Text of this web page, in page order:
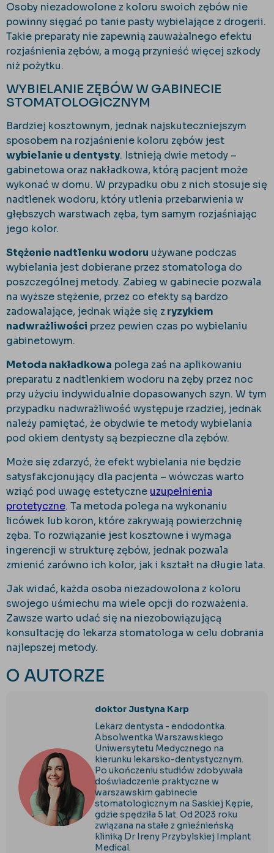
Osoby niezadowolone z koloru swoich zębów nie
powinny sięgać po tanie pasty wybielające z drogerii.
Takie preparaty nie zapewnią zauważalnego efektu
rozjaśnienia zębów, a mogą przynieść więcej szkody
niż pożytku.
WYBIELANIE ZĘBÓW W GABINECIE
STOMATOLOGICZNYM
Bardziej kosztownym, jednak najskuteczniejszym
sposobem na rozjaśnienie koloru zębów jest
wybielanie u dentysty. Istnieją dwie metody –
gabinetowa oraz nakładkowa, którą pacjent może
wykonać w domu. W przypadku obu z nich stosuje się
nadtlenek wodoru, który utlenia przebarwienia w
głębszych warstwach zęba, tym samym rozjaśniając
jego kolor.
Stężenie nadtlenku wodoru używane podczas
wybielania jest dobierane przez stomatologa do
poszczególnej metody. Zabieg w gabinecie pozwala
na wyższe stężenie, przez co efekty są bardzo
zadowalające, jednak wiąże się z ryzykiem
nadwrażliwości przez pewien czas po wybielaniu
gabinetowym.
Metoda nakładkowa polega zaś na aplikowaniu
preparatu z nadtlenkiem wodoru na zęby przez noc
przy użyciu indywidualnie dopasowanych szyn. W tym
przypadku nadwrażliwość występuje rzadziej, jednak
należy pamiętać, że obydwie te metody wybielania
pod okiem dentysty są bezpieczne dla zębów.
Może się zdarzyć, że efekt wybielania nie będzie
satysfakcjonujący dla pacjenta – wówczas warto
wziąć pod uwagę estetyczne uzupełnienia
protetyczne. Ta metoda polega na wykonaniu
licówek lub koron, które zakrywają powierzchnię
zęba. To rozwiązanie jest kosztowne i wymaga
ingerencji w strukturę zębów, jednak pozwala
zmienić zarówno ich kolor, jak i kształt na długie lata.
Jak widać, każda osoba niezadowolona z koloru
swojego uśmiechu ma wiele opcji do rozważenia.
Zawsze warto udać się na niezobowiązującą
konsultację do lekarza stomatologa w celu dobrania
najlepszej metody.
O AUTORZE
doktor Justyna Karp
Lekarz dentysta - endodontka.
Absolwentka Warszawskiego
Uniwersytetu Medycznego na
kierunku lekarsko-dentystycznym.
Po ukończeniu studiów zdobywała
doświadczenie praktyczne w
warszawskim gabinecie
stomatologicznym na Saskiej Kępie,
gdzie spędziła 5 lat. Od 2023 roku
związana na stałe z gnieźnieńską
kliniką Dr Ireny Przybylskiej Implant
Medical.